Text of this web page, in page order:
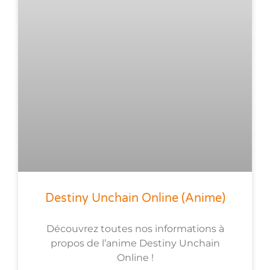
Destiny Unchain Online (anime)
Découvrez toutes nos informations à
propos de l’anime Destiny Unchain
Online !